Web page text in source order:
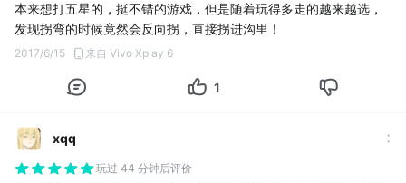
本来想打五星的，挺不错的游戏，但是随着玩得多走的越来越选，
发现拐弯的时候竟然会反向拐，直接拐进沟里！
2017/6/15 来自 Vivo Xplay 6
1
xqq
玩过 44 分钟后评价